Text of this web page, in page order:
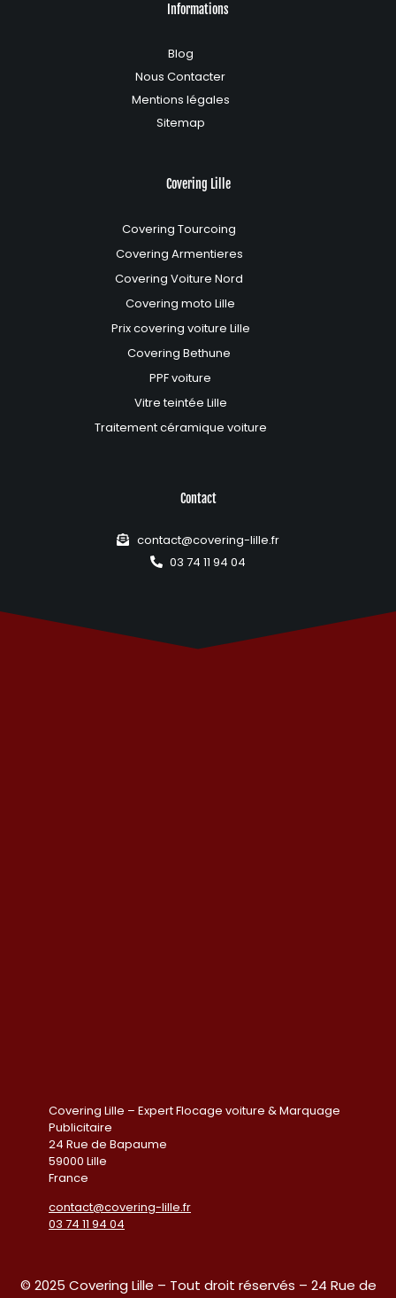
Informations
Blog
Nous Contacter
Mentions légales
Sitemap
Covering Lille
Covering Tourcoing
Covering Armentieres
Covering Voiture Nord
Covering moto Lille
Prix covering voiture Lille
Covering Bethune
PPF voiture
Vitre teintée Lille
Traitement céramique voiture
Contact
contact@covering-lille.fr
03 74 11 94 04
Covering Lille – Expert Flocage voiture & Marquage
Publicitaire
24 Rue de Bapaume
59000 Lille
France
contact@covering-lille.fr
03 74 11 94 04
© 2025 Covering Lille – Tout droit réservés – 24 Rue de